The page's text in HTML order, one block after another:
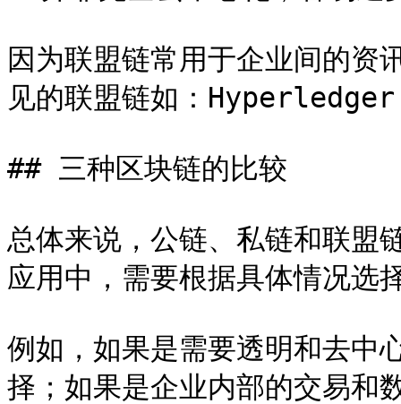
因为联盟链常用于企业间的资
见的联盟链如：
## 三种区块链的比较
总体来说，公链、私链和联盟
应用中，需要根据具体情况选
例如，如果是需要透明和去中
择；如果是企业内部的交易和